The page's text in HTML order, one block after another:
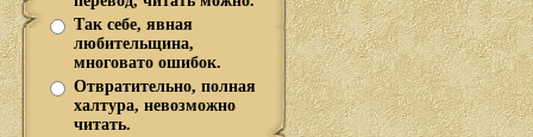
Так себе, явная
любительщина,
многовато ошибок.
Отвратительно, полная
халтура, невозможно
читать.